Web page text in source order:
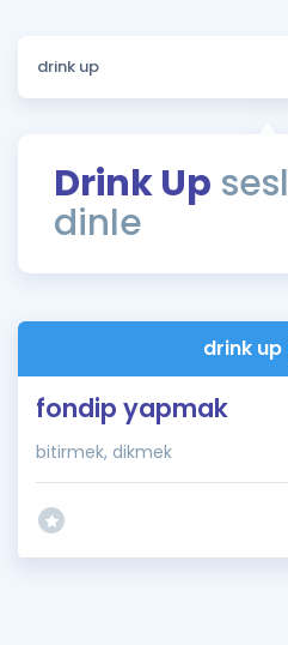
Sözlük
Rehberlik Aracı
ÖSYM Sınav Takvimi
İngilizce Gramer
Hakkımızda
Drink Up
dinle
drink
fondip yapmak
bitirmek, dikmek